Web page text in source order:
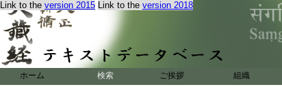
Link to the version 2015 Link to the version 2018
ホーム 検索 ご挨拶 組織